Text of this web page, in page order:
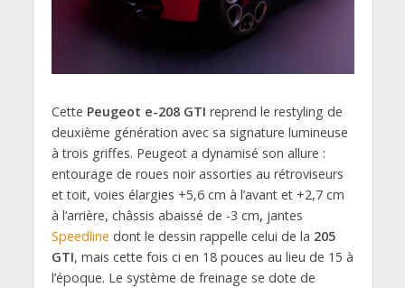
Cette Peugeot e-208 GTI reprend le restyling de
deuxième génération avec sa signature lumineuse
à trois griffes. Peugeot a dynamisé son allure :
entourage de roues noir assorties au rétroviseurs
et toit, voies élargies +5,6 cm à l’avant et +2,7 cm
à l’arrière, châssis abaissé de -3 cm, jantes
Speedline dont le dessin rappelle celui de la 205
GTI, mais cette fois ci en 18 pouces au lieu de 15 à
l’époque. Le système de freinage se dote de